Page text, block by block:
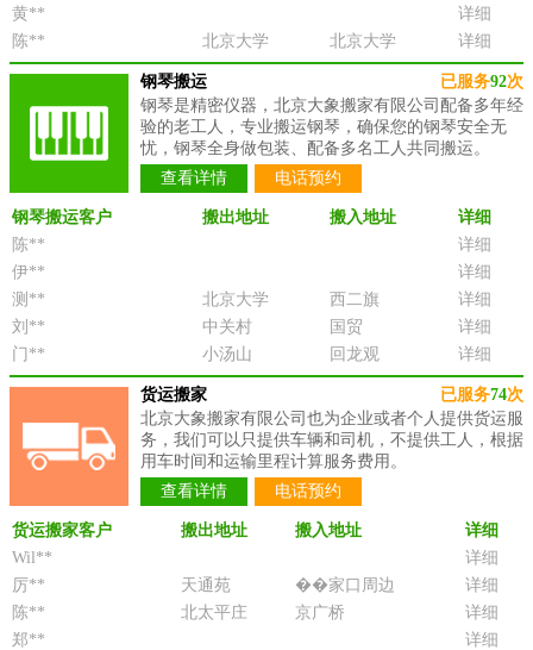
黄**
详细
陈**
北京大学 北京大学 详细
已服务92次
钢琴搬运
钢琴是精密仪器，北京大象搬家有限公司配备多年经
验的老工人，专业搬运钢琴，确保您的钢琴安全无
忧，钢琴全身做包装、配备多名工人共同搬运。
查看详情
电话预约
钢琴搬运客户 搬出地址 搬入地址
详细
陈**
详细
伊**
详细
测**
北京大学 西二旗
详细
刘**
中关村 国贸
详细
门**
小汤山 回龙观 详细
已服务74次
货运搬家
北京大象搬家有限公司也为企业或者个人提供货运服
务，我们可以只提供车辆和司机，不提供工人，根据
用车时间和运输里程计算服务费用。
查看详情
电话预约
货运搬家客户 搬出地址 搬入地址
详细
Wil**
详细
厉**
天通苑 ��家口周边
详细
陈**
北太平庄 京广桥
详细
郑**
详细